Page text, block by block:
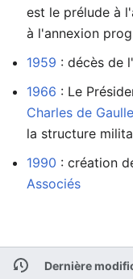
est le prélude à
à l'annexion
1959 : décès de
1966 : Le
Charles de Gaulle
la structure
1990 : création
Associés
Dernière